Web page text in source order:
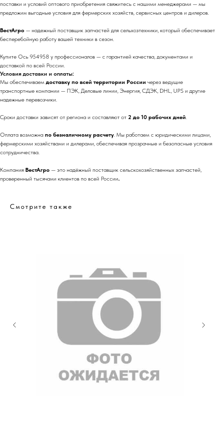
поставки и условий оптового приобретения свяжитесь с нашими менеджерами — мы
предложим выгодные условия для фермерских хозяйств, сервисных центров и дилеров.
ВестАгро — надежный поставщик запчастей для сельхозтехники, который обеспечивает
бесперебойную работу вашей техники в сезон.
Купите Ось 954958 у профессионалов — с гарантией качества, документами и
доставкой по всей России.
Условия доставки и оплаты:
Мы обеспечиваем доставку по всей территории России через ведущие
транспортные компании — ПЭК, Деловые линии, Энергия, СДЭК, DHL, UPS и другие
надежные перевозчики.
Сроки доставки зависят от региона и составляют от 2 до 10 рабочих дней.
Оплата возможна по безналичному расчету. Мы работаем с юридическими лицами,
фермерскими хозяйствами и дилерами, обеспечивая прозрачные и безопасные условия
сотрудничества.
Компания ВестАгро — это надёжный поставщик сельскохозяйственных запчастей,
проверенный тысячами клиентов по всей России.
Смотрите также